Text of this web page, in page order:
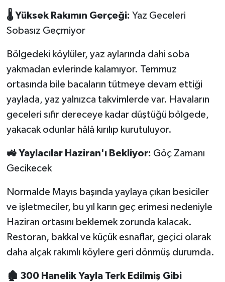
🌡️ Yüksek Rakımın Gerçeği: Yaz Geceleri
Sobasız Geçmiyor
Bölgedeki köylüler, yaz aylarında dahi soba
yakmadan evlerinde kalamıyor. Temmuz
ortasında bile bacaların tütmeye devam ettiği
yaylada, yaz yalnızca takvimlerde var. Havaların
geceleri sıfır dereceye kadar düştüğü bölgede,
yakacak odunlar hâlâ kırılıp kurutuluyor.
🚜 Yaylacılar Haziran'ı Bekliyor: Göç Zamanı
Gecikecek
Normalde Mayıs başında yaylaya çıkan besiciler
ve işletmeciler, bu yıl karın geç erimesi nedeniyle
Haziran ortasını beklemek zorunda kalacak.
Restoran, bakkal ve küçük esnaflar, geçici olarak
daha alçak rakımlı köylere geri dönmüş durumda.
🏚️ 300 Hanelik Yayla Terk Edilmiş Gibi